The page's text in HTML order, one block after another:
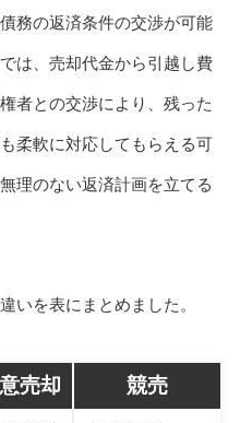
務の返済条件の交渉が可能
は、売却代金から引越し費
者との交渉により、残った
柔軟に対応してもらえる可
理のない返済計画を立てる
いを表にまとめました。
売却 競売